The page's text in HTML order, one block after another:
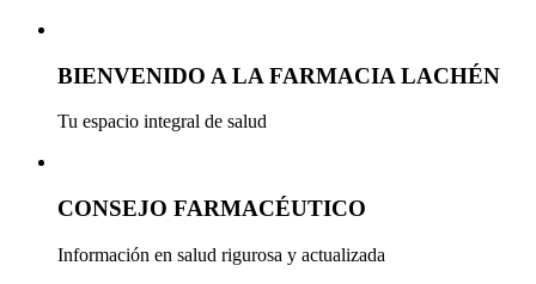
BIENVENIDO A LA FARMACIA LACHÉN
Tu espacio integral de salud
CONSEJO FARMACÉUTICO
Información en salud rigurosa y actualizada